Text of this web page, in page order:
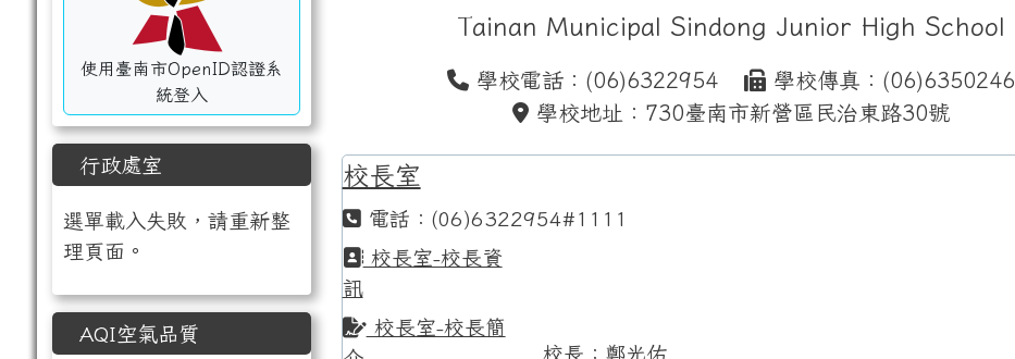
使用臺南市OpenID認證系
統登入
行政處室
選單載入失敗，請重新整
理頁面。
AQI空氣品質
Tainan Municipal Sindong Junior High School
學校電話：(06)6322954
學校傳真：(06)6350246
學校地址：730臺南市新營區民治東路30號
校長室
電話：(06)6322954#1111
校長室-校長資
訊
校長室-校長簡
校長：鄭光佑